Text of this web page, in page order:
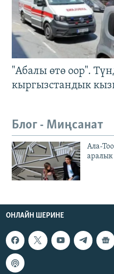
"Абалы өтө оор".
кыргызстандык
Блог - Миңсанат
Ала-
ОНЛАЙН ШЕРИНЕ